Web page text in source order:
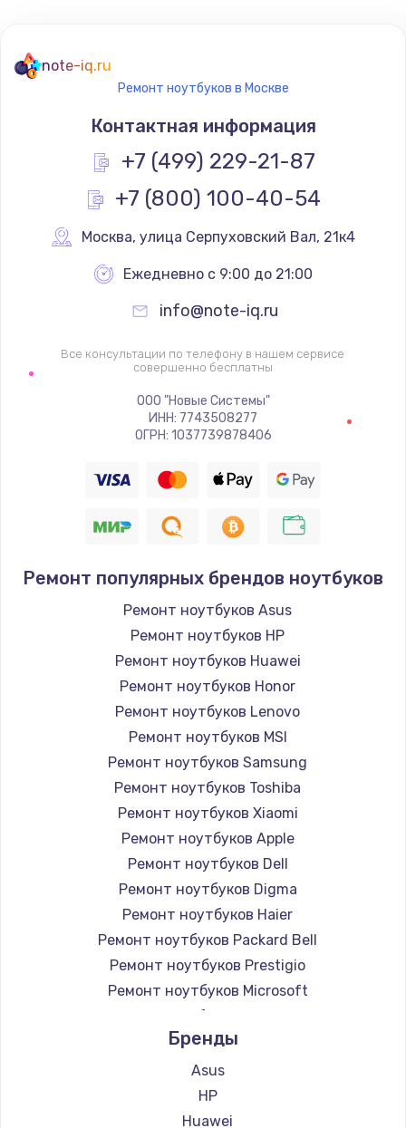
note-iq.ru
Ремонт ноутбуков в Москве
Контактная информация
+7 (499) 229-21-87
+7 (800) 100-40-54
Москва, улица Серпуховский Вал, 21к4
Ежедневно с 9:00 до 21:00
info@note-iq.ru
Все консультации по телефону в нашем сервисе
совершенно бесплатны
ООО "Новые Системы"
ИНН: 7743508277
ОГРН: 1037739878406
Ремонт популярных брендов ноутбуков
Ремонт ноутбуков Asus
Ремонт ноутбуков HP
Ремонт ноутбуков Huawei
Ремонт ноутбуков Honor
Ремонт ноутбуков Lenovo
Ремонт ноутбуков MSI
Ремонт ноутбуков Samsung
Ремонт ноутбуков Toshiba
Ремонт ноутбуков Xiaomi
Ремонт ноутбуков Apple
Ремонт ноутбуков Dell
Ремонт ноутбуков Digma
Ремонт ноутбуков Haier
Ремонт ноутбуков Packard Bell
Ремонт ноутбуков Prestigio
Ремонт ноутбуков Microsoft
Ремонт ноутбуков Alienware
Ремонт ноутбуков Aquarius
Ремонт ноутбуков Gigabyte
Ремонт ноутбуков Aorus
Ремонт ноутбуков Maibenben
Бренды
Asus
HP
Huawei